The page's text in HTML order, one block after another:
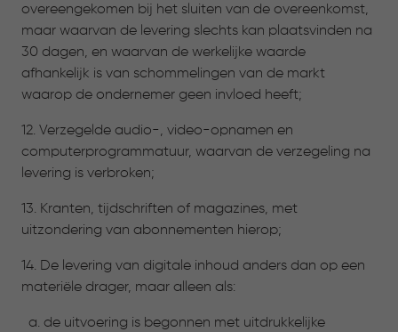
overeengekomen bij het sluiten van de overeenkomst,
maar waarvan de levering slechts kan plaatsvinden na
30 dagen, en waarvan de werkelijke waarde
afhankelijk is van schommelingen van de markt
waarop de ondernemer geen invloed heeft;
12. Verzegelde audio-, video-opnamen en
computerprogrammatuur, waarvan de verzegeling na
levering is verbroken;
13. Kranten, tijdschriften of magazines, met
uitzondering van abonnementen hierop;
14. De levering van digitale inhoud anders dan op een
materiële drager, maar alleen als:
a. de uitvoering is begonnen met uitdrukkelijke